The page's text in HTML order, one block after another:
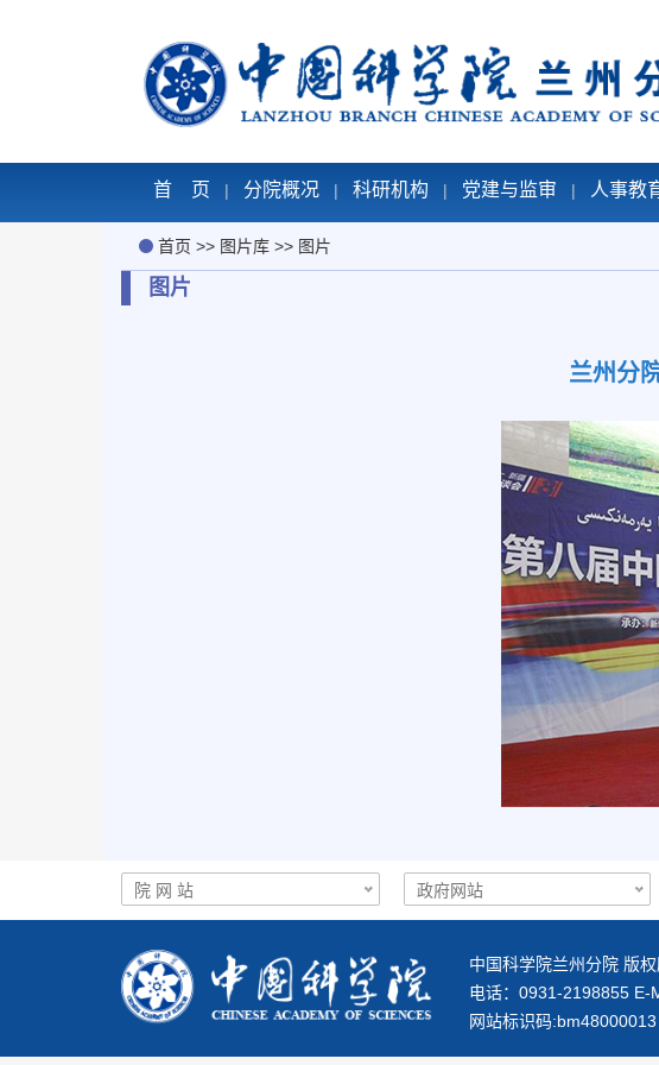
首 页 | 分院概况 | 科研机构 | 党建与监审 | 人事教
首页 >> 图片库 >> 图片
图片
兰州分
中国科学院兰州分院 版
电话：0931-2198855 E-
网站标识码